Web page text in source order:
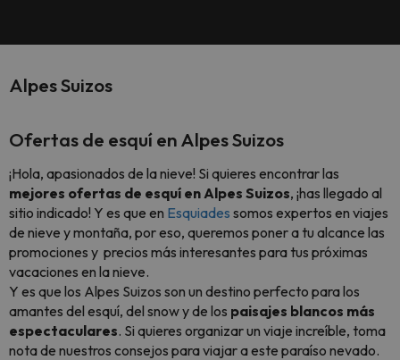
Alpes Suizos
Ofertas de esquí en Alpes Suizos
¡Hola, apasionados de la nieve! Si quieres encontrar las
mejores ofertas de esquí en Alpes Suizos, ¡has llegado al
sitio indicado! Y es que en Esquiades somos expertos en viajes
de nieve y montaña, por eso, queremos poner a tu alcance las
promociones y precios más interesantes para tus próximas
vacaciones en la nieve.
Y es que los Alpes Suizos son un destino perfecto para los
amantes del esquí, del snow y de los paisajes blancos más
espectaculares. Si quieres organizar un viaje increíble, toma
nota de nuestros consejos para viajar a este paraíso nevado.